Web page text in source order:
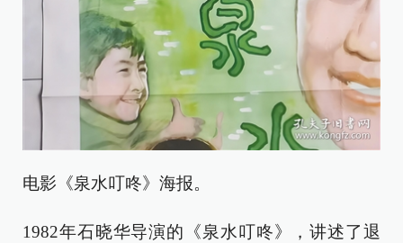
电影《泉水叮咚》海报。
1982年石晓华导演的《泉水叮咚》，讲述了退